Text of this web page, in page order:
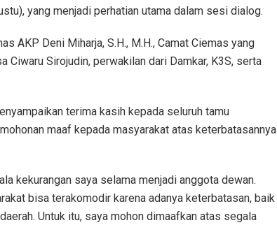
yang menjadi perhatian utama dalam sesi dialog.
AKP Deni Miharja, S.H., M.H., Camat Ciemas yang
Sirojudin, perwakilan dari Damkar, K3S, serta
terima kasih kepada seluruh tamu
maaf kepada masyarakat atas keterbatasannya
kekurangan saya selama menjadi anggota dewan.
bisa terakomodir karena adanya keterbatasan, baik
Untuk itu, saya mohon dimaafkan atas segala